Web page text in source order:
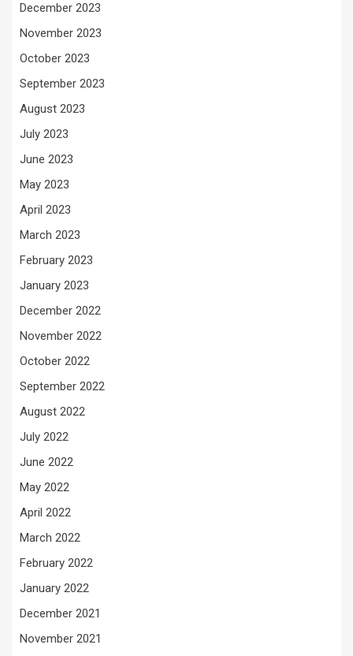
December 2023
November 2023
October 2023
September 2023
August 2023
July 2023
June 2023
May 2023
April 2023
March 2023
February 2023
January 2023
December 2022
November 2022
October 2022
September 2022
August 2022
July 2022
June 2022
May 2022
April 2022
March 2022
February 2022
January 2022
December 2021
November 2021